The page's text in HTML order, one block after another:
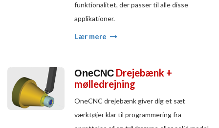
funktionalitet, der passer til alle disse
applikationer.
Lær mere
OneCNC Drejebænk +
mølledrejning
OneCNC drejebænk giver dig et sæt
værktøjer klar til programmering fra